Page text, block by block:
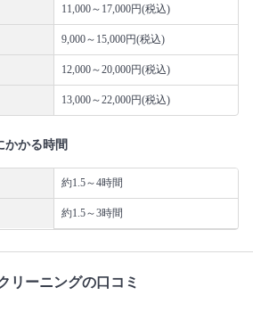
11,000～17,000円(税込)
9,000～15,000円(税込)
12,000～20,000円(税込)
13,000～22,000円(税込)
かかる時間
約1.5～4時間
約1.5～3時間
リーニングの口コミ